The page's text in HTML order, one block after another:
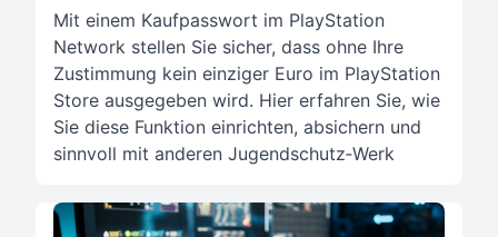
Mit einem Kaufpasswort im PlayStation
Network stellen Sie sicher, dass ohne Ihre
Zustimmung kein einziger Euro im PlayStation
Store ausgegeben wird. Hier erfahren Sie, wie
Sie diese Funktion einrichten, absichern und
sinnvoll mit anderen Jugendschutz‑Werk